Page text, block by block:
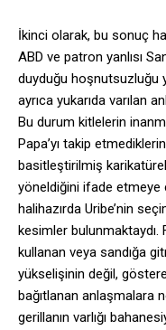
İkinci olarak, bu sonuç
ABD ve patron yanlısı
duyduğu hoşnutsuzluğu
ayrıca yukarıda varılan
Bu durum kitlelerin
Papa’yı takip
basitleştirilmiş
yöneldiğini ifade etmeye
halihazırda Uribe’nin
kesimler bulunmaktaydı.
kullanan veya sandığa
yükselişinin değil,
bağıtlanan anlaşmalara
gerillanın varlığı